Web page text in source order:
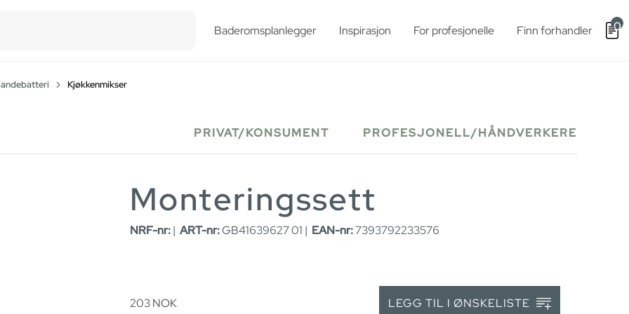
Baderomsplanlegger Inspirasjon For profesjonelle Finn forhandler 0
Kjøkkenmikser
PRIVAT/KONSUMENT PROFESJONELL/HÅNDVERKERE
Monteringssett
NRF-nr:| ART-nr:GB41639627 01 | EAN-nr:7393792233576
203NOK
LEGG TIL I ØNSKELISTE